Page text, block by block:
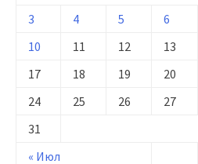
« Июл
3
4 5 6
10
11 12 13
17
18 19 20
24
25 26 27
31